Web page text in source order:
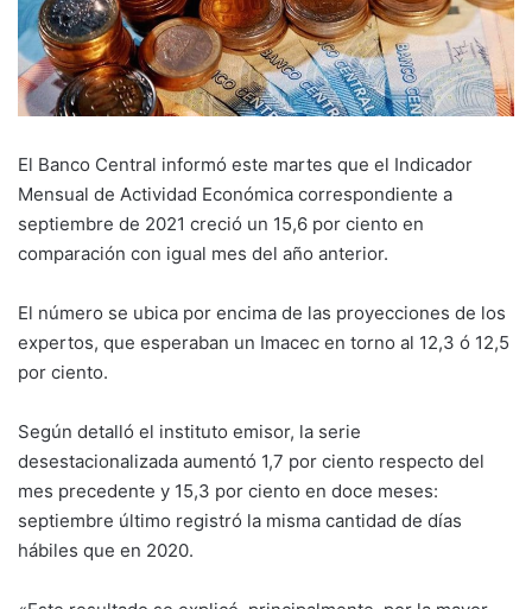
El Banco Central informó este martes que el Indicador
Mensual de Actividad Económica correspondiente a
septiembre de 2021 creció un 15,6 por ciento en
comparación con igual mes del año anterior.
El número se ubica por encima de las proyecciones de los
expertos, que esperaban un Imacec en torno al 12,3 ó 12,5
por ciento.
Según detalló el instituto emisor, la serie
desestacionalizada aumentó 1,7 por ciento respecto del
mes precedente y 15,3 por ciento en doce meses:
septiembre último registró la misma cantidad de días
hábiles que en 2020.